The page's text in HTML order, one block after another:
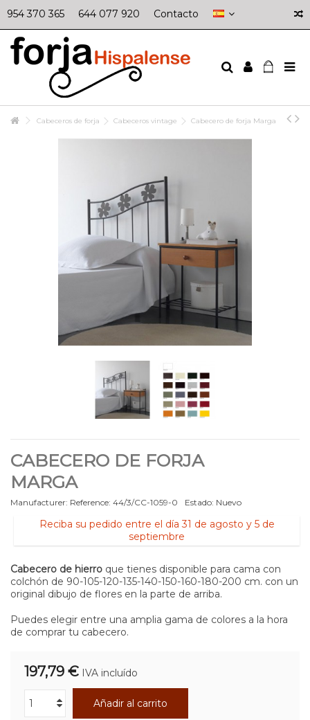
954 370 365 644 077 920 Contacto
Cabeceros de forja Cabeceros vintage Cabecero de forja Marga
CABECERO DE FORJA
MARGA
Manufacturer: Reference: 44/3/CC-1059-0 Estado: Nuevo
Reciba su pedido entre el día 31 de agosto y 5 de
septiembre
Cabecero de hierro que tienes disponible para cama con
colchón de 90-105-120-135-140-150-160-180-200 cm. con un
original dibujo de flores en la parte de arriba.
Puedes elegir entre una amplia gama de colores a la hora
de comprar tu cabecero.
197,79 € IVA incluído
Añadir al carrito